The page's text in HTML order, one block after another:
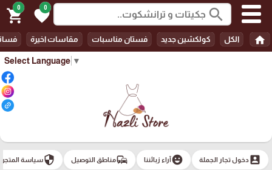
Select Language ▼
search
0
favorite
0
shopping_cart
home الكل كولكشين جديد فستان مناسبات مقاسات اخيرة
account_boxدخول تجار الجملة emoji_emotionsآراء زبائننا commuteمناطق التوصيل securityسياسة المتجر